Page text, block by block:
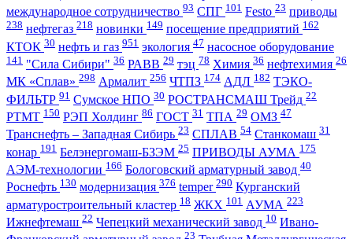
международное сотрудничество 93 СПГ 101 Festo 23 приводы
238 нефтегаз 218 новинки 149 посещение предприятий 162
КТОК 30 нефть и газ 951 экология 47 насосное оборудование
141 "Сила Сибири" 36 РАВВ 29 тэц 78 Химия 36 нефтехимия 26
МК «Сплав» 298 Армалит 256 ЧТПЗ 174 АДЛ 182 ТЭКО-
ФИЛЬТР 91 Сумское НПО 30 РОСТРАНСМАШ Трейд 22
РТМТ 150 РЭП Холдинг 86 ГОСТ 31 ТПА 29 ОМЗ 47
Транснефть – Западная Сибирь 23 СПЛАВ 54 Станкомаш 31
конар 191 Белэнергомаш-БЗЭМ 25 ПРИВОДЫ АУМА 175
АЭМ-технологии 166 Бологовский арматурный завод 40
Роснефть 130 модернизация 376 temper 290 Курганский
арматуростроительный кластер 18 ЖКХ 101 АУМА 223
Ижнефтемаш 22 Чепецкий механический завод 10 Ивано-
23